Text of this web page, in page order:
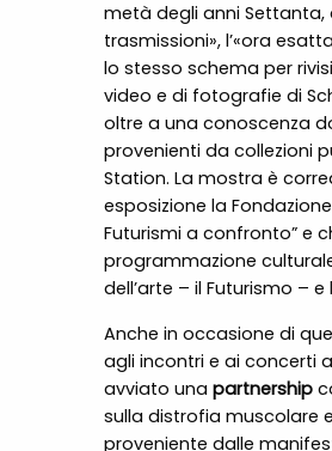
metà degli anni Settanta,
trasmissioni», l’«ora
lo stesso schema per
video e di fotografie di
oltre a una conoscenza
provenienti da collezioni
Station. La mostra è
esposizione la
Futurismi a confronto” e
programmazione
dell’arte – il Futurismo –
Anche in occasione di
agli incontri e ai concerti
avviato una partnership
sulla distrofia muscolare
proveniente dalle